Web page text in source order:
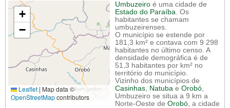
+
−
Leaflet | Map data ©
OpenStreetMapcontributors
Umbuzeiro é uma cidade de
Estado do Paraíba. Os
habitantes se chamam
umbuzeirenses.
O município se estende por
181,3 km² e contava com 9 298
habitantes no último censo. A
densidade demográfica é de
51,3 habitantes por km² no
território do município.
Vizinho dos municípios de
Casinhas, Natuba e Orobó,
Umbuzeiro se situa a 9 km a
Norte-Oeste de Orobó, a cidade